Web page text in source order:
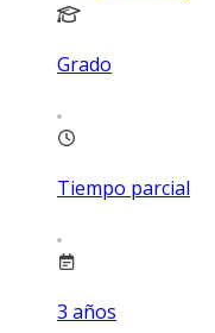
Grado
Tiempo parcial
3 años